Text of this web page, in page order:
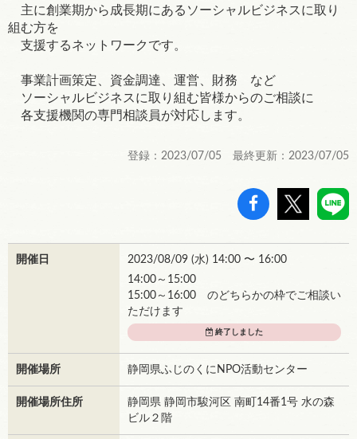
主に創業期から成長期にあるソーシャルビジネスに取り
組む方を
支援するネットワークです。
事業計画策定、資金調達、運営、財務 など
ソーシャルビジネスに取り組む皆様からのご相談に
各支援機関の専門相談員が対応します。
登録：2023/07/05 最終更新：2023/07/05
開催日 2023/08/09 (水) 14:00 〜 16:00
14:00～15:00
15:00～16:00 のどちらかの枠でご相談い
ただけます
終了しました
開催場所 静岡県ふじのくにNPO活動センター
開催場所住所
静岡県 静岡市駿河区 南町14番1号 水の森
ビル２階